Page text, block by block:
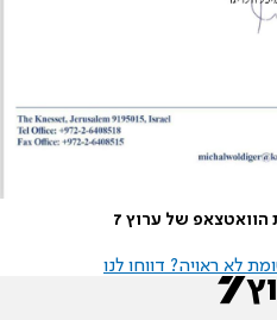
של ערוץ 7
לא ראויה? דווחו לנו